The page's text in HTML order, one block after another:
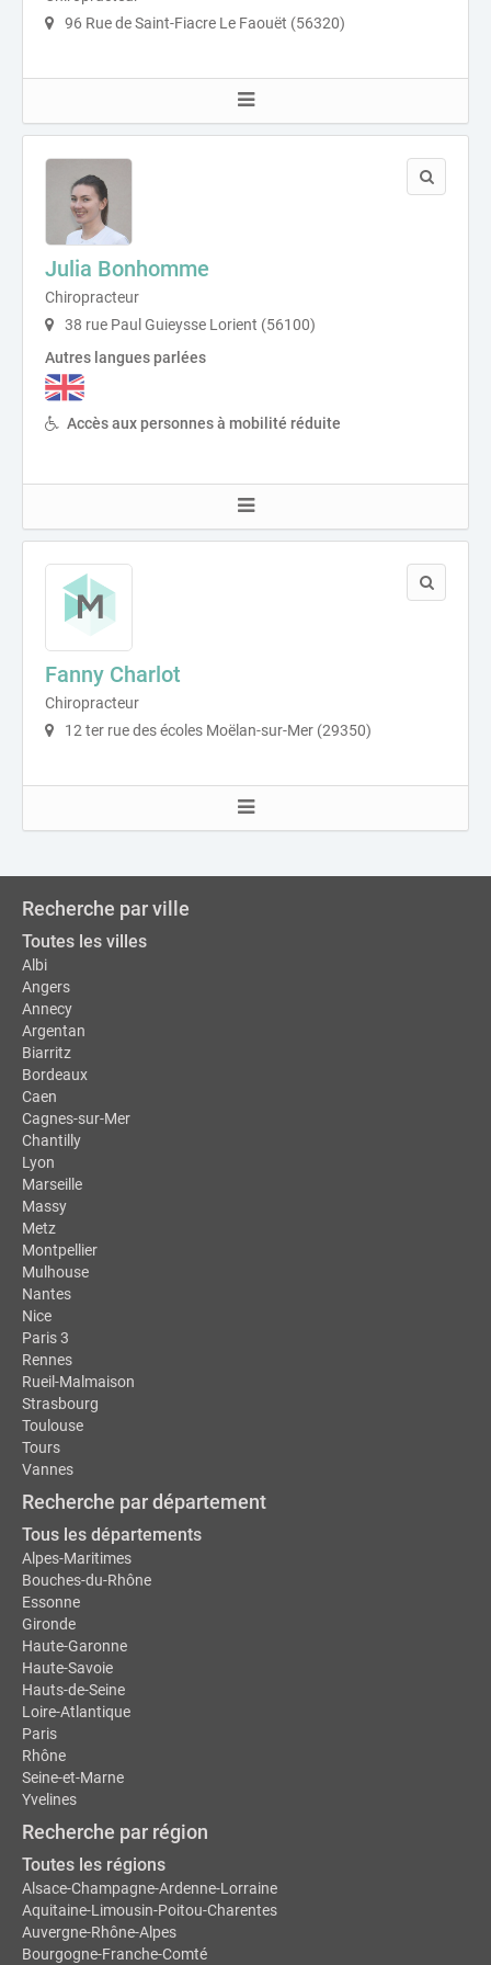
96 Rue de Saint-Fiacre Le Faouët (56320)
Julia Bonhomme
Chiropracteur
38 rue Paul Guieysse Lorient (56100)
Autres langues parlées
Accès aux personnes à mobilité réduite
Fanny Charlot
Chiropracteur
12 ter rue des écoles Moëlan-sur-Mer (29350)
Recherche par ville
Toutes les villes
Albi
Angers
Annecy
Argentan
Biarritz
Bordeaux
Caen
Cagnes-sur-Mer
Chantilly
Lyon
Marseille
Massy
Metz
Montpellier
Mulhouse
Nantes
Nice
Paris 3
Rennes
Rueil-Malmaison
Strasbourg
Toulouse
Tours
Vannes
Recherche par département
Tous les départements
Alpes-Maritimes
Bouches-du-Rhône
Essonne
Gironde
Haute-Garonne
Haute-Savoie
Hauts-de-Seine
Loire-Atlantique
Paris
Rhône
Seine-et-Marne
Yvelines
Recherche par région
Toutes les régions
Alsace-Champagne-Ardenne-Lorraine
Aquitaine-Limousin-Poitou-Charentes
Auvergne-Rhône-Alpes
Bourgogne-Franche-Comté